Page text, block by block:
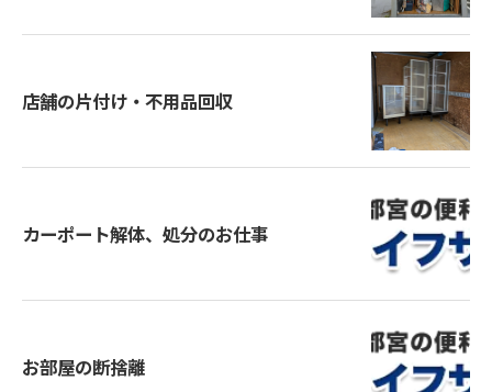
店舗の片付け・不用品回収
カーポート解体、処分のお仕事
お部屋の断捨離